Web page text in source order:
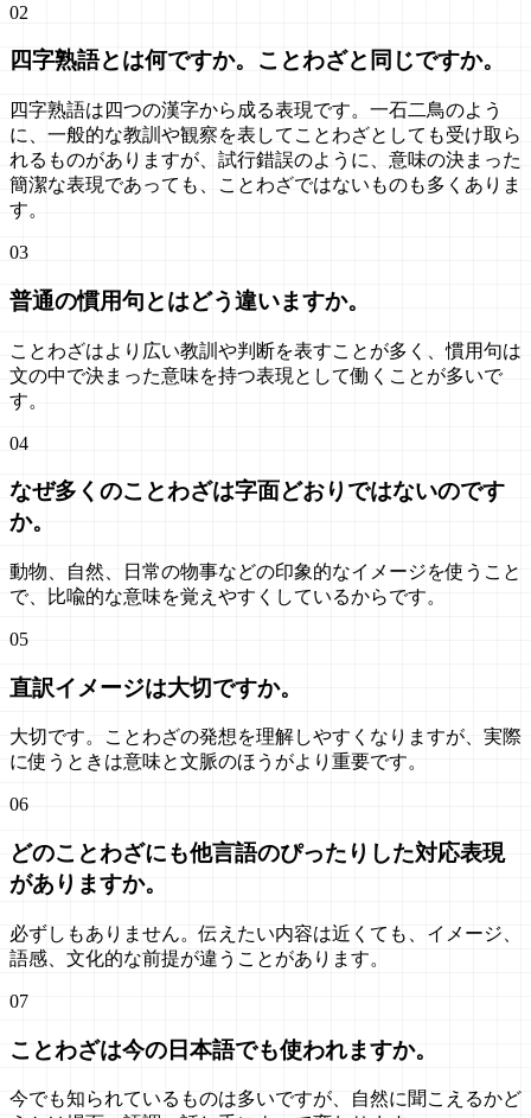
02
四字熟語とは何ですか。ことわざと同じですか。
四字熟語は四つの漢字から成る表現です。一石二鳥のよう
に、一般的な教訓や観察を表してことわざとしても受け取ら
れるものがありますが、試行錯誤のように、意味の決まった
簡潔な表現であっても、ことわざではないものも多くありま
す。
03
普通の慣用句とはどう違いますか。
ことわざはより広い教訓や判断を表すことが多く、慣用句は
文の中で決まった意味を持つ表現として働くことが多いで
す。
04
なぜ多くのことわざは字面どおりではないのです
か。
動物、自然、日常の物事などの印象的なイメージを使うこと
で、比喩的な意味を覚えやすくしているからです。
05
直訳イメージは大切ですか。
大切です。ことわざの発想を理解しやすくなりますが、実際
に使うときは意味と文脈のほうがより重要です。
06
どのことわざにも他言語のぴったりした対応表現
がありますか。
必ずしもありません。伝えたい内容は近くても、イメージ、
語感、文化的な前提が違うことがあります。
07
ことわざは今の日本語でも使われますか。
今でも知られているものは多いですが、自然に聞こえるかど